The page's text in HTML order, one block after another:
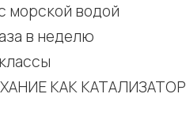
морской водой
в неделю
КАК КАТАЛИЗАТОР